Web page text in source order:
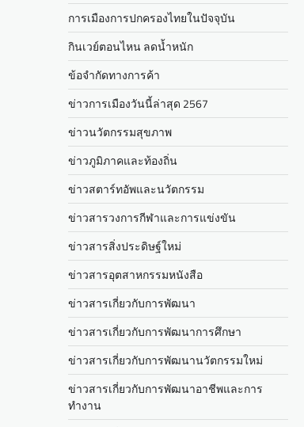
การเมืองการปกครองไทยในปัจจุบัน
กินเวย์ตอนไหน ลดน้ำหนัก
ข้อจำกัดทางการค้า
ข่าวการเมืองวันนี้ล่าสุด 2567
ข่าวนวัตกรรมสุขภาพ
ข่าวภูมิภาคและท้องถิ่น
ข่าวสตาร์ทอัพและนวัตกรรม
ข่าวสารวงการกีฬาและการแข่งขัน
ข่าวสารสิ่งประดิษฐ์ใหม่
ข่าวสารอุตสาหกรรมหนังสือ
ข่าวสารเกี่ยวกับการพัฒนา
ข่าวสารเกี่ยวกับการพัฒนาการศึกษา
ข่าวสารเกี่ยวกับการพัฒนานวัตกรรมใหม่
ข่าวสารเกี่ยวกับการพัฒนาอาชีพและการ
ทำงาน